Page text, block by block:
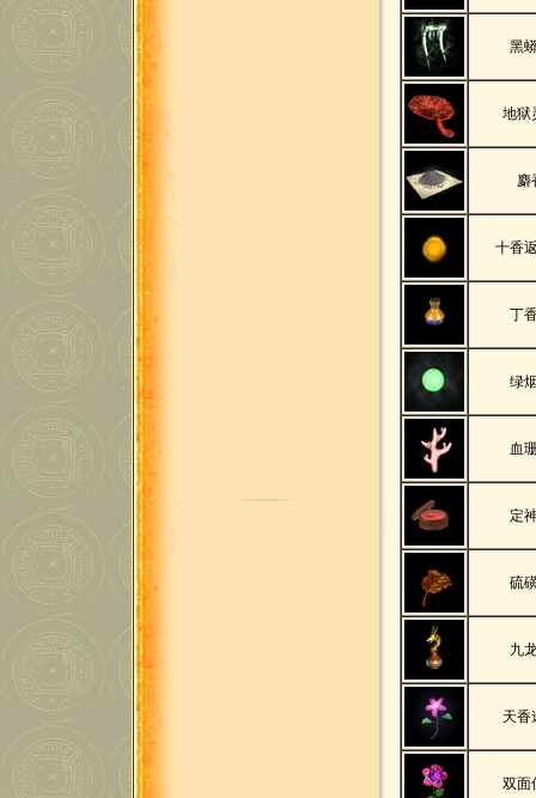
黑
地狱
麝
十香
丁
绿
血
定
硫
九
天香
双面